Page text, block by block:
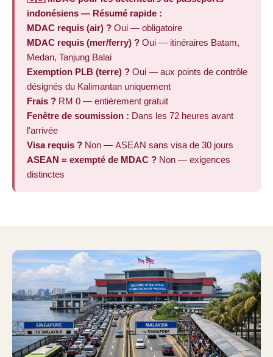
indonésiens — Résumé rapide :
MDAC requis (air) ? Oui — obligatoire
MDAC requis (mer/ferry) ? Oui — itinéraires Batam,
Medan, Tanjung Balai
Exemption PLB (terre) ? Oui — aux points de contrôle
désignés du Kalimantan uniquement
Frais ? RM 0 — entièrement gratuit
Fenêtre de soumission : Dans les 72 heures avant
l'arrivée
Visa requis ? Non — ASEAN sans visa de 30 jours
ASEAN = exempté de MDAC ? Non — exigences
distinctes